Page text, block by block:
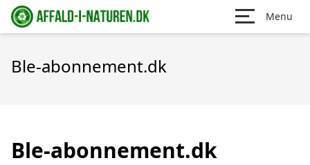
Menu
Ble-abonnement.dk
Ble-abonnement.dk